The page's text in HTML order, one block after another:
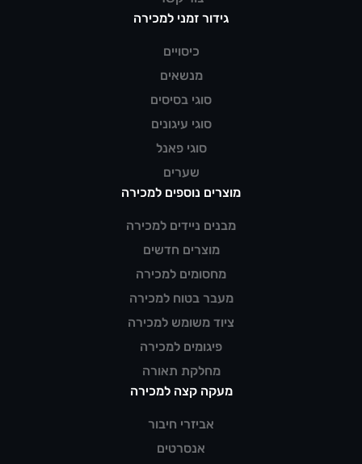
גידור זמני למכירה
כיסויים
מנשאים
סוגי בסיסים
סוגי עיגונים
סוגי פאנל
שערים
מוצרים נוספים למכירה
מבנים ניידים למכירה
מוצרים חדשים
מחסומים למכירה
מעבר בטוח למכירה
ציוד משומש למכירה
פיגומים למכירה
מחלקת תאורה
מעקה קצה למכירה
אביזרי חיבור
אנסרטים